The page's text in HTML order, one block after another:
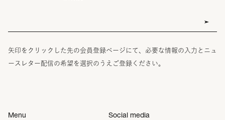
矢印をクリックした先の会員登録ページにて、必要な情報の入力とニュ
ースレター配信の希望を選択のうえご登録ください。
Menu Social media